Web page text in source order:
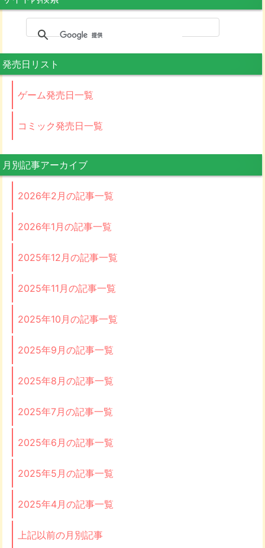
発売日リスト
ゲーム発売日一覧
コミック発売日一覧
月別記事アーカイブ
2026年2月の記事一覧
2026年1月の記事一覧
2025年12月の記事一覧
2025年11月の記事一覧
2025年10月の記事一覧
2025年9月の記事一覧
2025年8月の記事一覧
2025年7月の記事一覧
2025年6月の記事一覧
2025年5月の記事一覧
2025年4月の記事一覧
上記以前の月別記事